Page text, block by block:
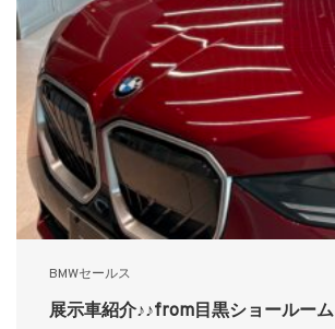
BMWセールス
展示車紹介♪♪from目黒ショールーム